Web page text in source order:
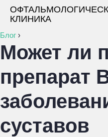
КЛИНИКА
Блог ›
Может ли
препарат
суставов